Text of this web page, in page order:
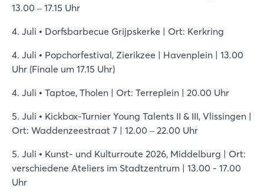
13.00 – 17.15 Uhr
4. Juli • Dorfsbarbecue Grijpskerke | Ort: Kerkring
4. Juli • Popchorfestival, Zierikzee | Havenplein | 13.00
Uhr (Finale um 17.15 Uhr)
4. Juli • Taptoe, Tholen | Ort: Terreplein | 20.00 Uhr
5. Juli • Kickbox-Turnier Young Talents II & III, Vlissingen |
Ort: Waddenzeestraat 7 | 12.00 – 22.00 Uhr
5. Juli • Kunst- und Kulturroute 2026, Middelburg | Ort:
verschiedene Ateliers im Stadtzentrum | 13.00 - 17.00
Uhr